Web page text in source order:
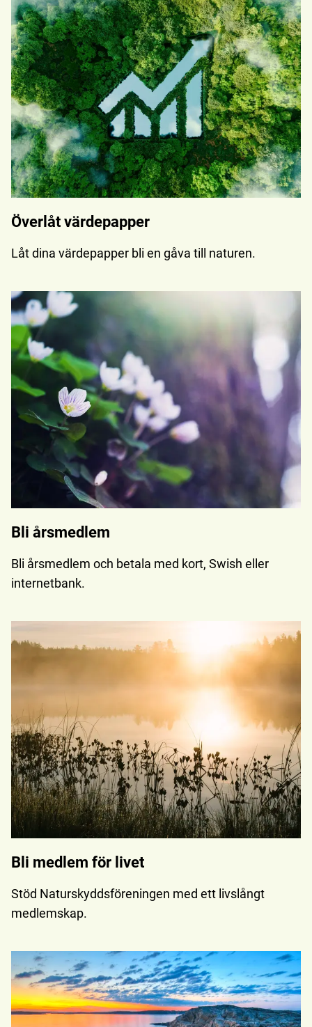
Överlåt värdepapper
Låt dina värdepapper bli en gåva till naturen.
Bli årsmedlem
Bli årsmedlem och betala med kort, Swish eller
internetbank.
Bli medlem för livet
Stöd Naturskyddsföreningen med ett livslångt
medlemskap.